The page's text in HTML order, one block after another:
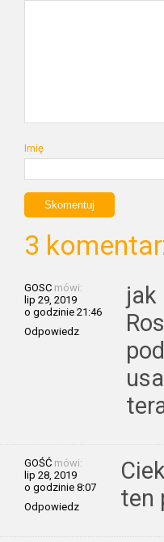
Imię
3
GOSC mówi:
lip 29, 2019
o godzinie 21:46
Odpowiedz
jak
GOŚĆ mówi:
lip 28, 2019
o godzinie 8:07
Odpowiedz
ten